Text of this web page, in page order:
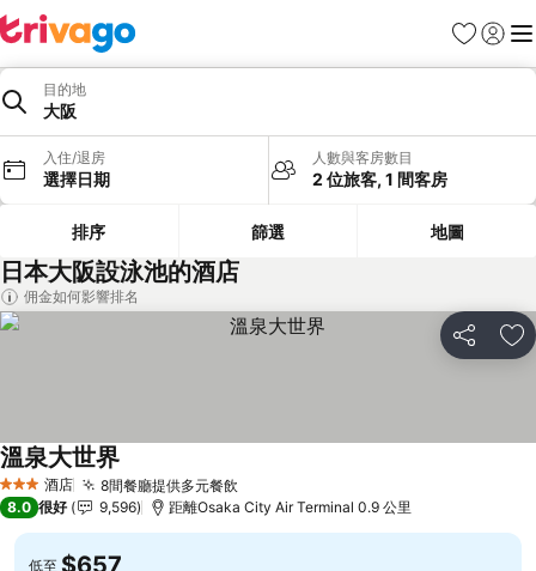
收藏夾
登入 選
目的地
大阪
入住/退房
選擇日期
人數與客房數目
2 位旅客, 1 間客房
排序 篩選 地圖
日本大阪設泳池的酒店
佣金如何影響排名
分享 放
3 星級 酒店 8間餐廳提供多元餐飲
溫泉大世界
8.0 很好 9,596 距離Osaka City Air Terminal 0.9 公里
低至 $657